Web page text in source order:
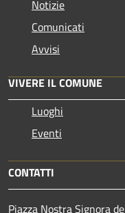
Notizie
Comunicati
Avvisi
VIVERE IL COMUNE
Luoghi
Eventi
CONTATTI
Piazza Nostra Signora